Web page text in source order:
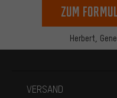
Herbert,
zum
VERSAND